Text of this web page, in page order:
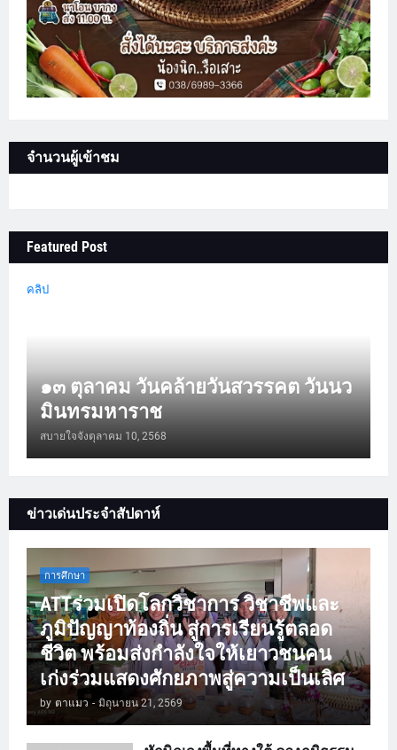
จำนวนผู้เข้าชม
Featured Post
คลิป
๑๓ ตุลาคม วันคล้ายวันสวรรคต วันนว
มินทรมหาราช
สบายใจจังตุลาคม 10, 2568
ข่าวเด่นประจำสัปดาห์
การศึกษา
ATTร่วมเปิดโลกวิชาการ วิชาชีพและ
ภูมิปัญญาท้องถิ่น สู่การเรียนรู้ตลอด
ชีวิต พร้อมส่งกำลังใจให้เยาวชนคน
เก่งร่วมแสดงศักยภาพสู่ความเป็นเลิศ
by ตาแมว - มิถุนายน 21, 2569